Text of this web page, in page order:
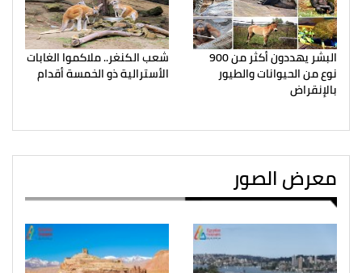
البشر يهددون أكثر من 900
نوع من الحيوانات والطيور
بالإنقراض
شعب الكنغر.. ملاكموا الغابات
الأسترالية ذو الخمسة أقدام
معرض الصور